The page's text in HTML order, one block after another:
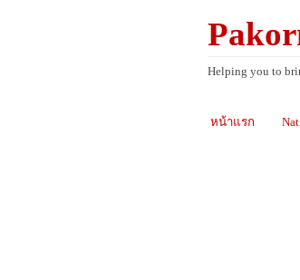
Helping you to
หน้าแรก